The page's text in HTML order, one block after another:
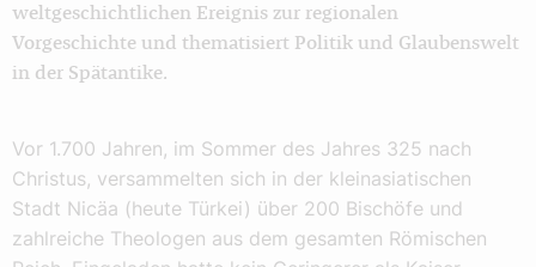
weltgeschichtlichen Ereignis zur regionalen
Vorgeschichte und thematisiert Politik und Glaubenswelt
in der Spätantike.
Vor 1.700 Jahren, im Sommer des Jahres 325 nach
Christus, versammelten sich in der kleinasiatischen
Stadt Nicäa (heute Türkei) über 200 Bischöfe und
zahlreiche Theologen aus dem gesamten Römischen